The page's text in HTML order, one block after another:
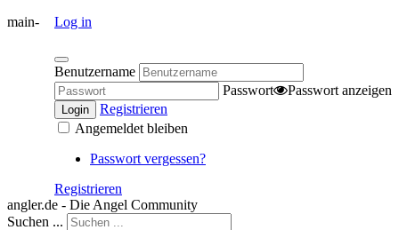
Log in
Benutzername
Passwort
Passwort anzeigen
Login
Registrieren
Angemeldet bleiben
Passwort vergessen?
Registrieren
main-
angler.de - Die Angel Community
Suchen ...